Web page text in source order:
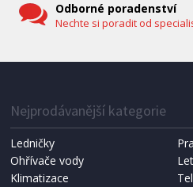
NÁHRADNÍ SÁČKY DO VYSAVAČE
Koma KRA-SB02S (Multi
Odborné poradenství
Nechte si poradit od
Nejprodávanější kategorie
Ledničky
Ohřívače vody
Klimatizace